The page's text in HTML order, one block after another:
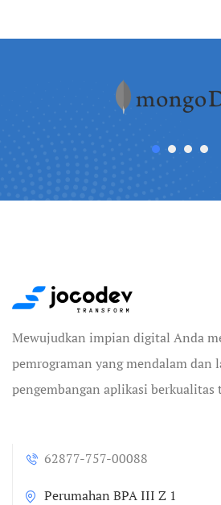
Mewujudkan impian digital Anda
pemrograman yang mendalam dan
pengembangan aplikasi berkualitas
62877-757-00088
Perumahan BPA III Z 1